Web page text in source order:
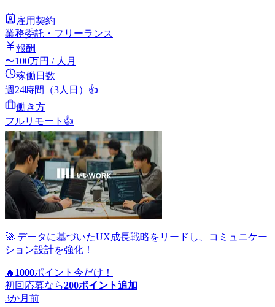
雇用契約
業務委託・フリーランス
報酬
〜100万円 / 人月
稼働日数
週24時間（3人日） 👍
働き方
フルリモート 👍
🚀 データに基づいたUX成長戦略をリードし、コミュニケー
ション設計を強化！
🔥 1000ポイント 今だけ！
初回応募なら200ポイント追加
3か月前